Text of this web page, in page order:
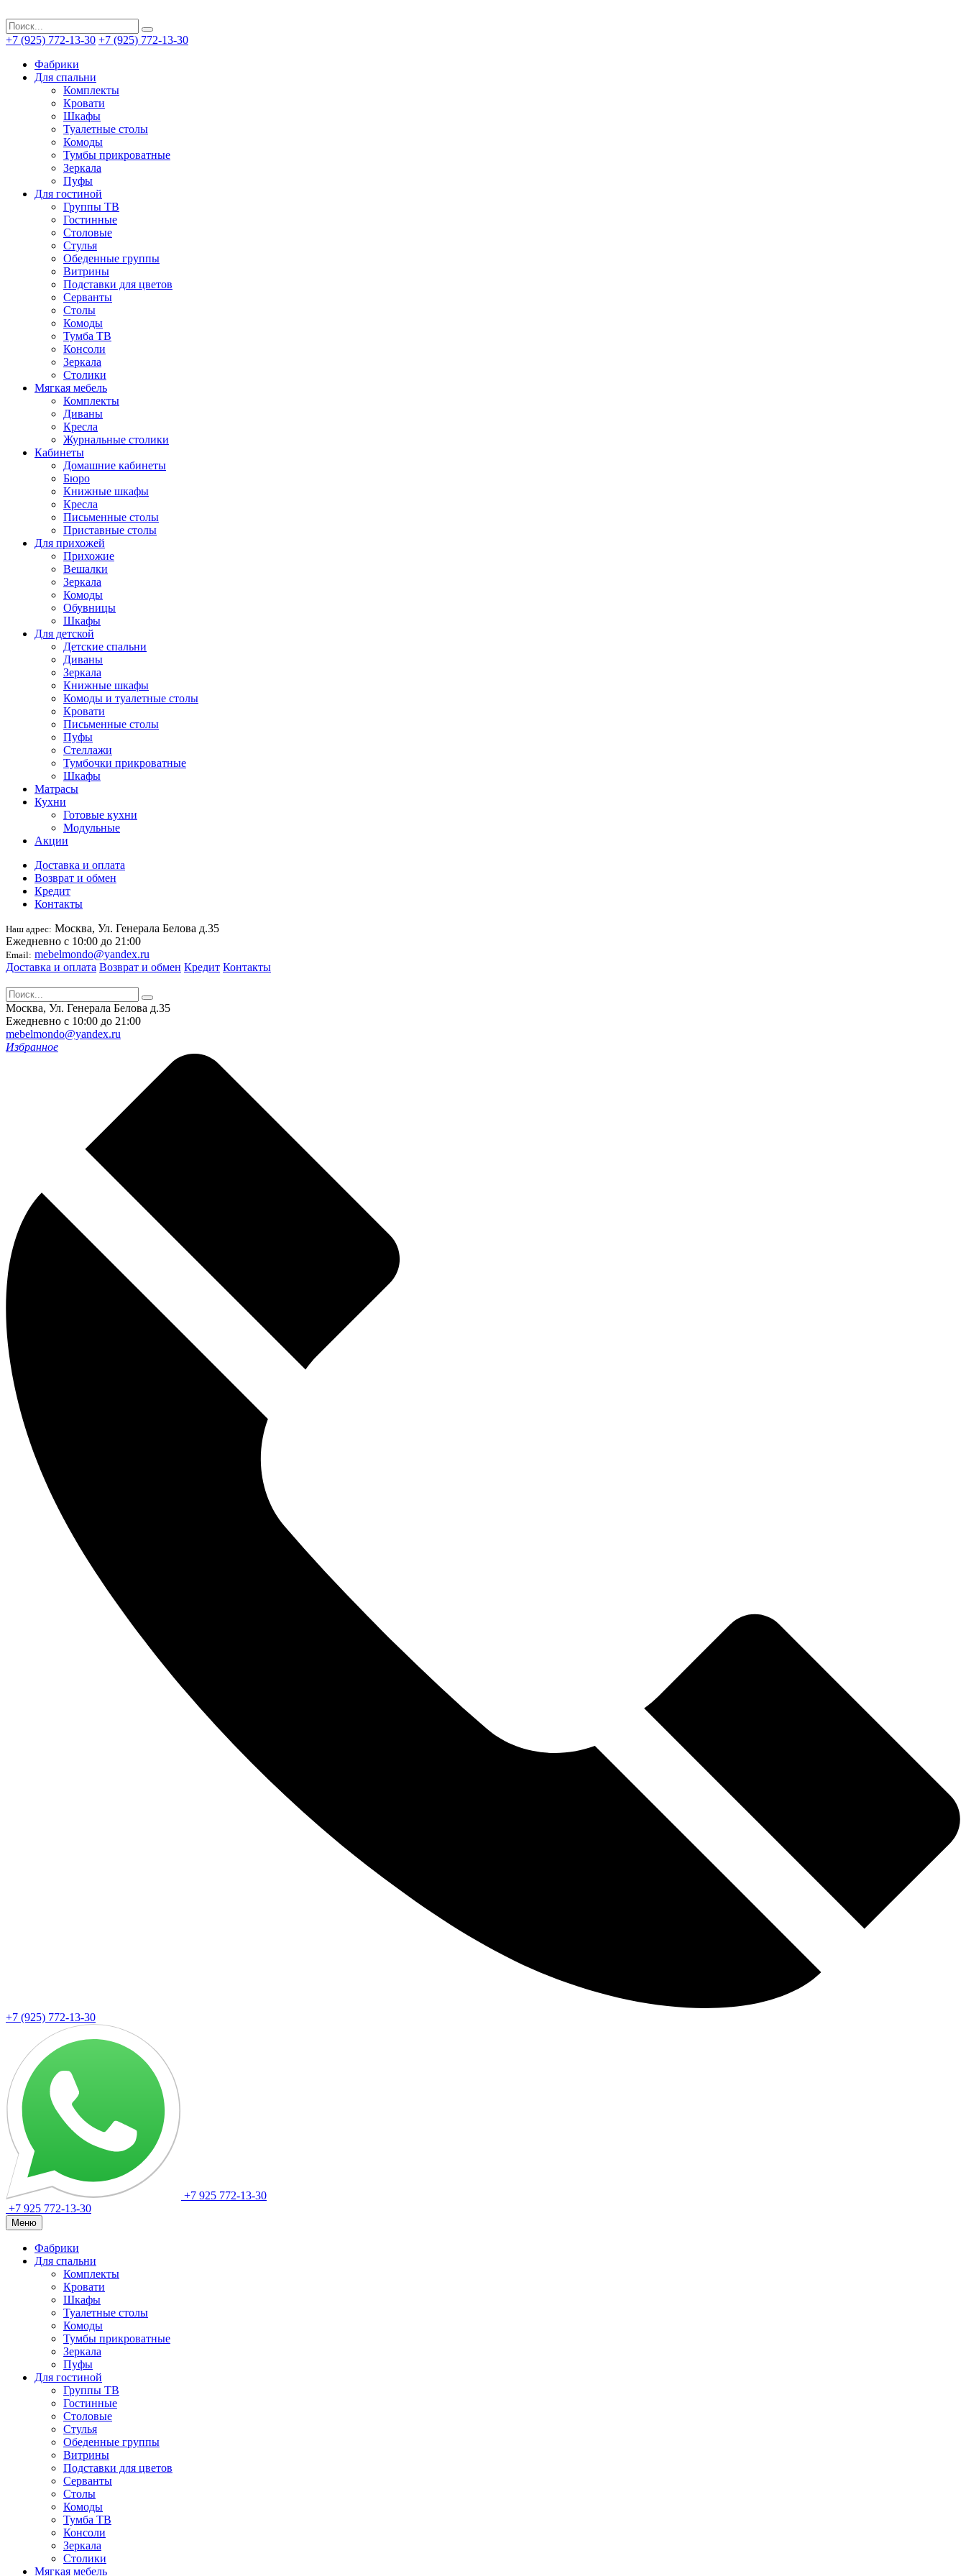
+7 (925) 772-13-30 +7 (925) 772-13-30
Фабрики
Для спальни
Комплекты
Кровати
Шкафы
Туалетные столы
Комоды
Тумбы прикроватные
Зеркала
Пуфы
Для гостиной
Группы ТВ
Гостинные
Столовые
Стулья
Обеденные группы
Витрины
Подставки для цветов
Серванты
Столы
Комоды
Тумба ТВ
Консоли
Зеркала
Столики
Мягкая мебель
Комплекты
Диваны
Кресла
Журнальные столики
Кабинеты
Домашние кабинеты
Бюро
Книжные шкафы
Кресла
Письменные столы
Приставные столы
Для прихожей
Прихожие
Вешалки
Зеркала
Комоды
Обувницы
Шкафы
Для детской
Детские спальни
Диваны
Зеркала
Книжные шкафы
Комоды и туалетные столы
Кровати
Письменные столы
Пуфы
Стеллажи
Тумбочки прикроватные
Шкафы
Матрасы
Кухни
Готовые кухни
Модульные
Акции
Доставка и оплата
Возврат и обмен
Кредит
Контакты
Наш адрес: Москва, Ул. Генерала Белова д.35
Ежедневно с 10:00 до 21:00
Email: mebelmondo@yandex.ru
Доставка и оплата Возврат и обмен Кредит Контакты
Москва, Ул. Генерала Белова д.35
Ежедневно с 10:00 до 21:00
mebelmondo@yandex.ru
Избранное
+7 (925) 772-13-30
+7 925 772-13-30
+7 925 772-13-30
Меню
Фабрики
Для спальни
Комплекты
Кровати
Шкафы
Туалетные столы
Комоды
Тумбы прикроватные
Зеркала
Пуфы
Для гостиной
Группы ТВ
Гостинные
Столовые
Стулья
Обеденные группы
Витрины
Подставки для цветов
Серванты
Столы
Комоды
Тумба ТВ
Консоли
Зеркала
Столики
Мягкая мебель